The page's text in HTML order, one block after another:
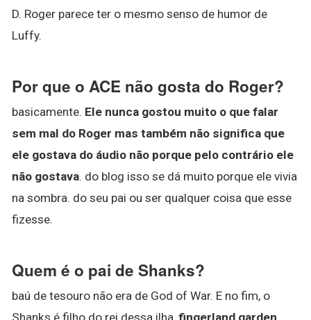
D. Roger parece ter o mesmo senso de humor de
Luffy.
Por que o ACE não gosta do Roger?
basicamente. Ele nunca gostou muito o que falar
sem mal do Roger mas também não significa que
ele gostava do áudio não porque pelo contrário ele
não gostava. do blog isso se dá muito porque ele vivia
na sombra. do seu pai ou ser qualquer coisa que esse
fizesse.
Quem é o pai de Shanks?
baú de tesouro não era de God of War. E no fim, o
Shanks é filho do rei dessa ilha, fingerland garden.